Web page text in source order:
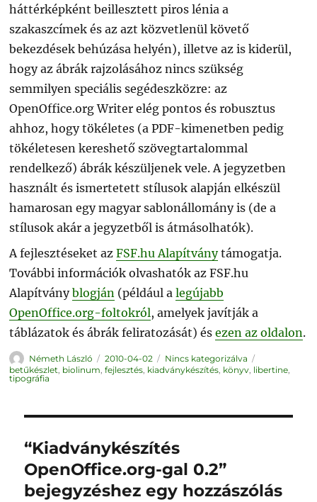
háttérképként beillesztett piros lénia a
szakaszcímek és az azt közvetlenül követő
bekezdések behúzása helyén), illetve az is kiderül,
hogy az ábrák rajzolásához nincs szükség
semmilyen speciális segédeszközre: az
OpenOffice.org Writer elég pontos és robusztus
ahhoz, hogy tökéletes (a PDF-kimenetben pedig
tökéletesen kereshető szövegtartalommal
rendelkező) ábrák készüljenek vele. A jegyzetben
használt és ismertetett stílusok alapján elkészül
hamarosan egy magyar sablonállomány is (de a
stílusok akár a jegyzetből is átmásolhatók).
A fejlesztéseket azFSF.hu Alapítványtámogatja.
További információk olvashatók az FSF.hu
Alapítványblogján (például alegújabb
OpenOffice.org-foltokról, amelyek javítják a
táblázatok és ábrák feliratozását) ésezen az oldalon.
Szerző
Németh László Közzétéve
2010-04-02 Kategória
Nincs kategorizálva
betűkészlet, biolinum,fejlesztés, kiadványkészítés, könyv, libertine,
tipográfia
“Kiadványkészítés
OpenOffice.org-gal 0.2”
bejegyzéshez egy hozzászólás